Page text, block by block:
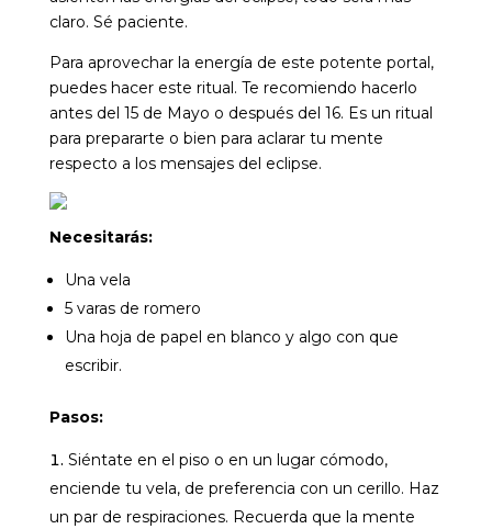
claro. Sé paciente.
Para aprovechar la energía de este potente portal,
puedes hacer este ritual. Te recomiendo hacerlo
antes del 15 de Mayo o después del 16. Es un ritual
para prepararte o bien para aclarar tu mente
respecto a los mensajes del eclipse.
Necesitarás:
Una vela
5 varas de romero
Una hoja de papel en blanco y algo con que
escribir.
Pasos:
Siéntate en el piso o en un lugar cómodo,
enciende tu vela, de preferencia con un cerillo. Haz
un par de respiraciones. Recuerda que la mente